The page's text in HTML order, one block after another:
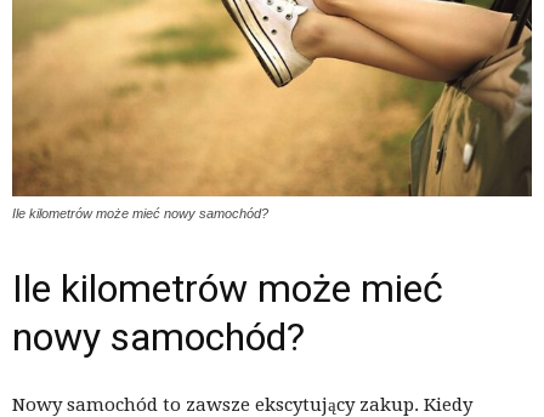
Ile kilometrów może mieć nowy samochód?
Ile kilometrów może mieć
nowy samochód?
Nowy samochód to zawsze ekscytujący zakup. Kiedy